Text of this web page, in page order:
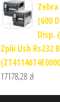
(600
Disp.
Zplii Usb Rs232
17178,28 zł